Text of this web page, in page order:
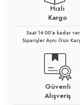
Hızlı
Kargo
Saat 14:00'e kadar
Siparişler Aynı Gün
Güvenli
Alışveriş